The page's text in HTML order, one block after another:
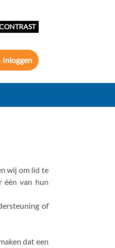
Inloggen
wij om lid te
één van hun
of
dat een